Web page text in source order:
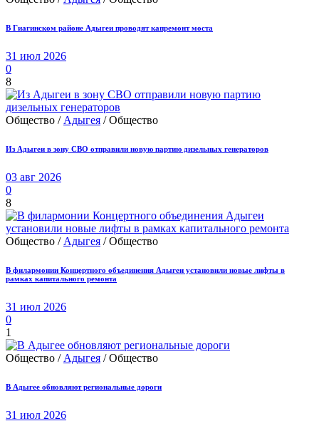
В Гиагинском районе Адыгеи проводят капремонт моста
31 июл 2026
0
8
Общество / Адыгея / Общество
Из Адыгеи в зону СВО отправили новую партию дизельных генераторов
03 авг 2026
0
8
Общество / Адыгея / Общество
В филармонии Концертного объединения Адыгеи установили новые лифты в
рамках капитального ремонта
31 июл 2026
0
1
Общество / Адыгея / Общество
В Адыгее обновляют региональные дороги
31 июл 2026